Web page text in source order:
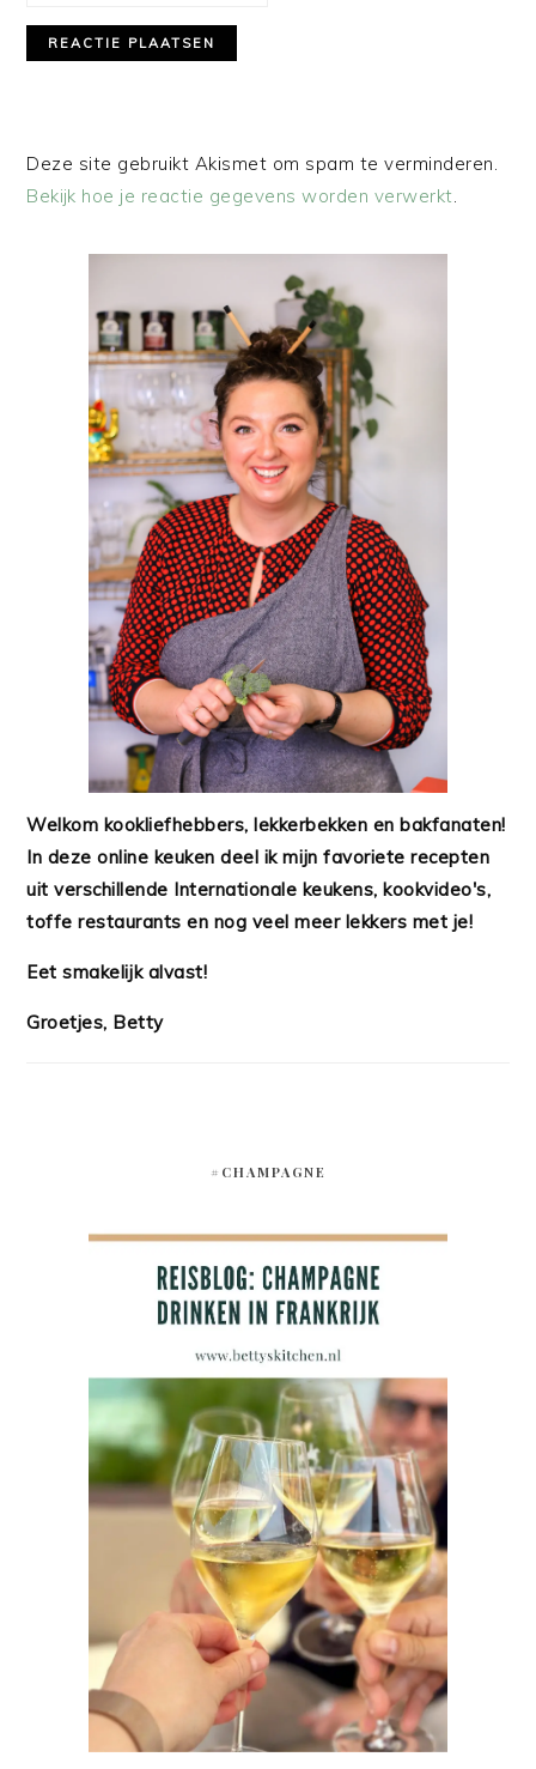
Deze site gebruikt Akismet om spam te verminderen.
Bekijk hoe je reactie gegevens worden verwerkt.
Welkom kookliefhebbers, lekkerbekken en bakfanaten!
In deze online keuken deel ik mijn favoriete recepten
uit verschillende Internationale keukens, kookvideo's,
toffe restaurants en nog veel meer lekkers met je!
Eet smakelijk alvast!
Groetjes, Betty
#CHAMPAGNE